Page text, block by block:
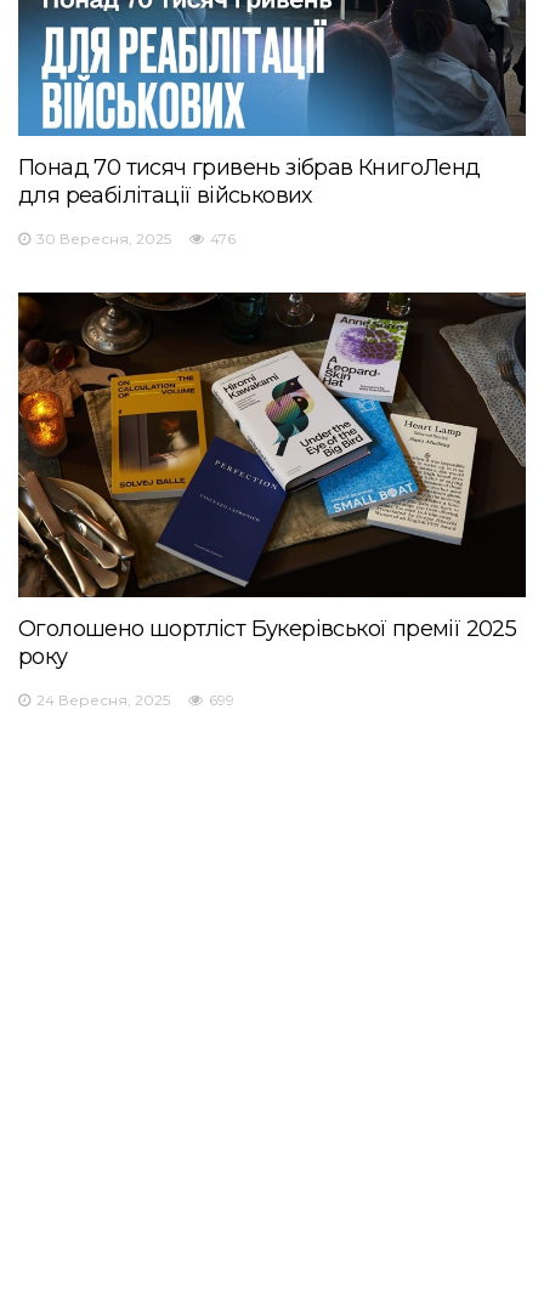
Понад 70 тисяч гривень зібрав КнигоЛенд
для реабілітації військових
30 Вересня, 2025 476
Оголошено шортліст Букерівської премії 2025
року
24 Вересня, 2025 699